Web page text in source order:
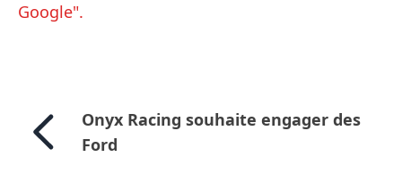
Google".
Onyx Racing souhaite engager des
Ford